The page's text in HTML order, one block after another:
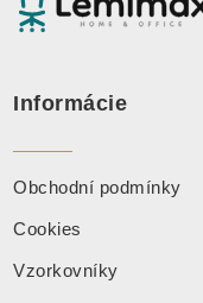
Informácie
Obchodní podmínky
Cookies
Vzorkovníky